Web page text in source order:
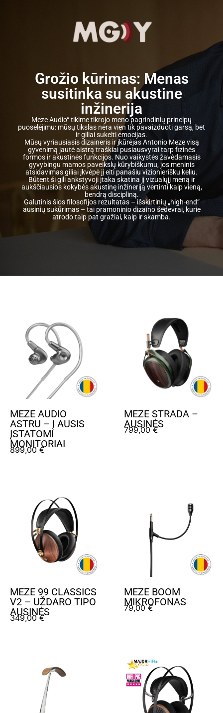
Grožio kūrimas: Menas
susitinka su akustine
inžinerija
Meze Audio“ tikime tikrojo meno pagrindinių principų
puoselėjimu: mūsų tikslas nėra vien tik pavaizduoti garsą, bet
ir giliai sukelti emocijas.
Mūsų vyriausiasis dizaineris ir įkūrėjas Antonio Meze visą
gyvenimą jautė aistrą traškiai pusiausvyrai tarp fizinės
formos ir akustinės funkcijos. Nuo vaikystės žavėdamasis
gyvybingu mamos paveikslų kūrybiškumu, jos meninis
atsidavimas giliai įkvėpė jį eiti panašiu vizionierišku keliu.
Būtent ši gili ankstyvoji įtaka skatina jį vizualųjį meną ir
aukščiausios kokybės akustinę inžineriją vertinti kaip vieną,
bendrą discipliną.
Galutinis šios filosofijos rezultatas – išskirtinių „high-end“
ausinių sukūrimas – tai pramoninio dizaino šedevrai, kurie
atrodo taip pat gražiai, kaip ir skamba.
MEZE AUDIO
ASTRU – Į AUSIS
ĮSTATOMI
MONITORIAI
899,00€
MEZE STRADA –
AUSINĖS
799,00€
MEZE 99 CLASSICS
V2 – UŽDARO TIPO
AUSINĖS
349,00€
MEZE BOOM
MIKROFONAS
79,00€